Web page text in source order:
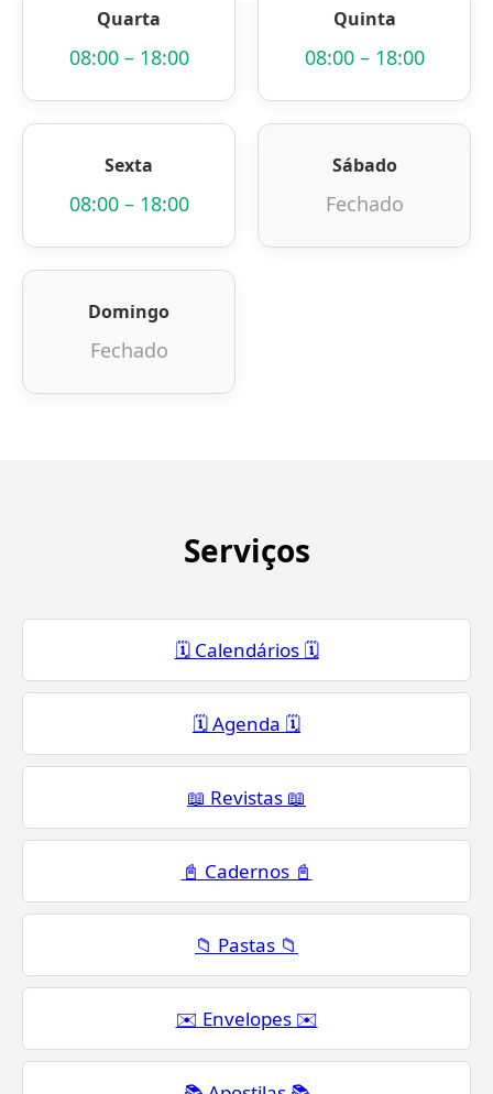
Quarta
08:00 – 18:00
Quinta
08:00 – 18:00
Sexta
08:00 – 18:00
Sábado
Fechado
Domingo
Fechado
Serviços
🗓️ Calendários 🗓️
🗓️ Agenda 🗓️
📖 Revistas 📖
📓 Cadernos 📓
📁 Pastas 📁
✉️ Envelopes ✉️